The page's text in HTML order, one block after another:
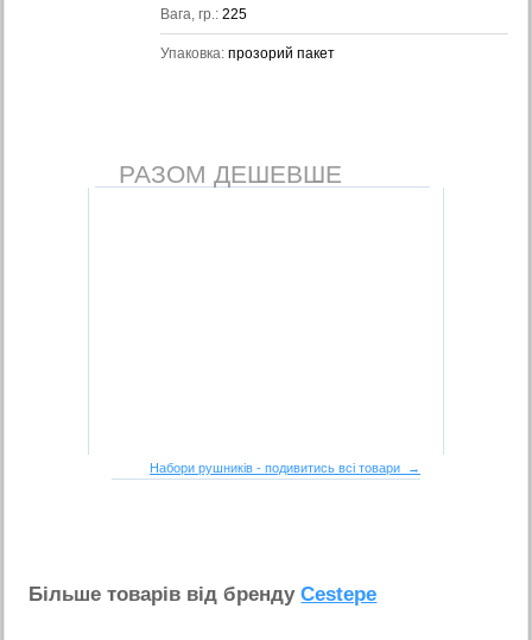
Вага, гр.: 225
Упаковка: прозорий пакет
РАЗОМ ДЕШЕВШЕ
Набори рушників - подивитись всі товари →
Бiльше товарiв вiд брендуCestepe